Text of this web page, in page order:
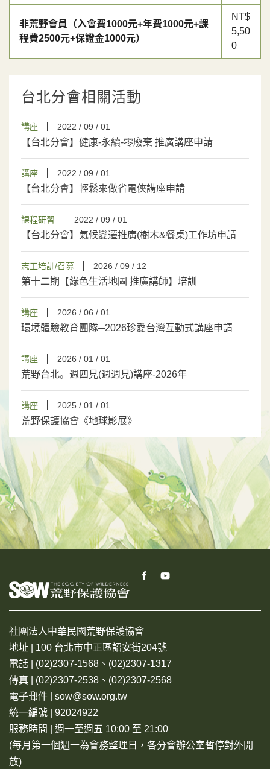
非荒野會員（入會費1000元+年費1000元+課
程費2500元+保證金1000元）
NT$
5,50
0
台北分會相關活動
講座 2022 / 09 / 01
【台北分會】健康-永續-零廢棄 推廣講座申請
講座 2022 / 09 / 01
【台北分會】輕鬆來做省電俠講座申請
課程研習 2022 / 09 / 01
【台北分會】氣候變遷推廣(樹木&餐桌)工作坊申請
志工培訓/召募 2026 / 09 / 12
第十二期【綠色生活地圖 推廣講師】培訓
講座 2026 / 06 / 01
環境體驗教育團隊─2026珍愛台灣互動式講座申請
講座 2026 / 01 / 01
荒野台北。週四見(週週見)講座-2026年
講座 2025 / 01 / 01
荒野保護協會《地球影展》
社團法人中華民國荒野保護協會
地址 | 100 台北市中正區詔安街204號
電話 | (02)2307-1568、(02)2307-1317
傳真 | (02)2307-2538、(02)2307-2568
電子郵件 | sow@sow.org.tw
統一編號 | 92024922
服務時間 | 週一至週五 10:00 至 21:00
(每月第一個週一為會務整理日，各分會辦公室暫停對外開
放)